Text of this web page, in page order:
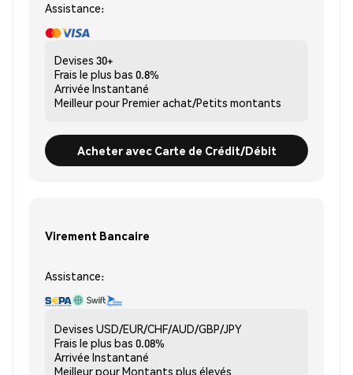
Assistance:
Devises 30+
Frais le plus bas 0.8%
Arrivée Instantané
Meilleur pourPremier achat/Petits montants
Acheter avec Carte de Crédit/Débit
Virement Bancaire
Assistance:
Devises USD/EUR/CHF/AUD/GBP/JPY
Frais le plus bas 0.08%
Arrivée Instantané
Meilleur pourMontants plus élevés